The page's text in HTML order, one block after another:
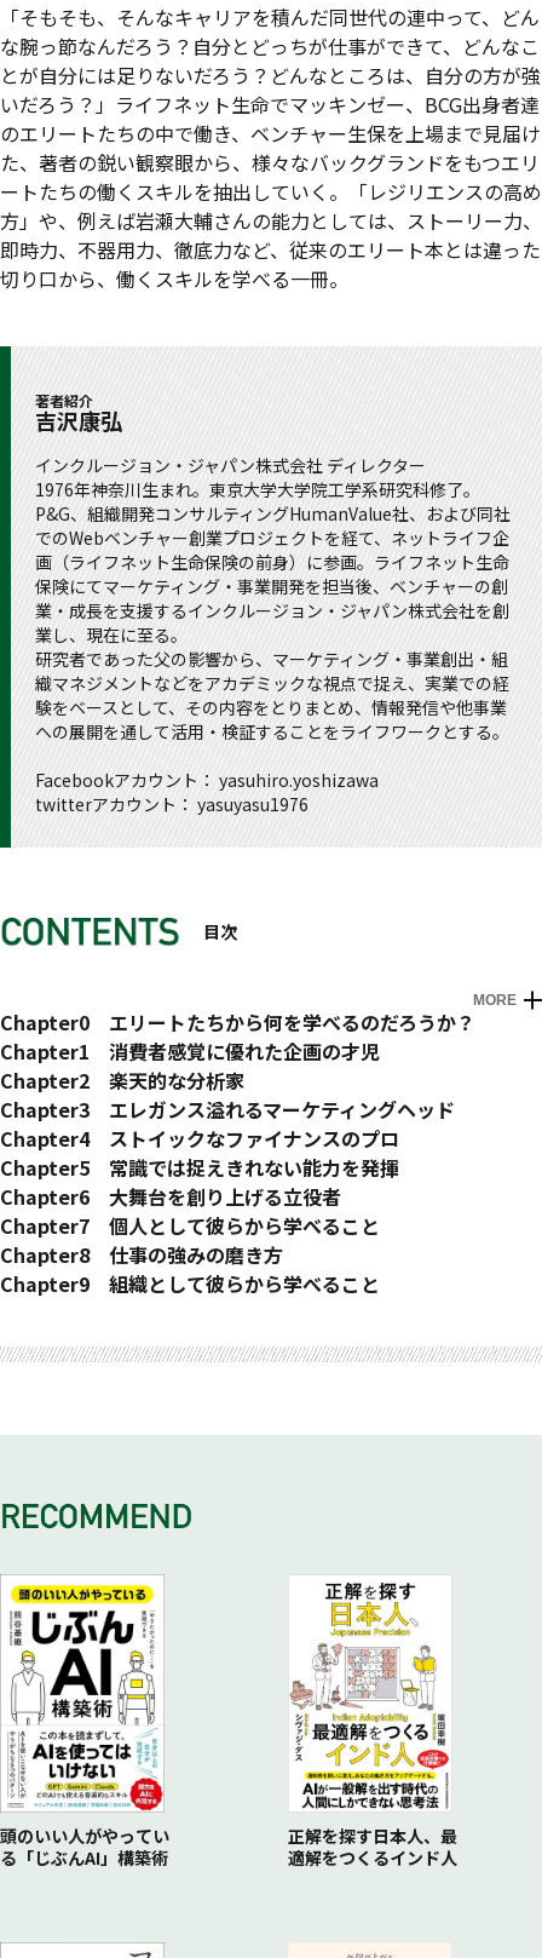
「そもそも、そんなキャリアを積んだ同世代の連中って、どん
な腕っ節なんだろう？自分とどっちが仕事ができて、どんなこ
とが自分には足りないだろう？どんなところは、自分の方が強
いだろう？」ライフネット生命でマッキンゼー、BCG出身者達
のエリートたちの中で働き、ベンチャー生保を上場まで見届け
た、著者の鋭い観察眼から、様々なバックグランドをもつエリ
ートたちの働くスキルを抽出していく。「レジリエンスの高め
方」や、例えば岩瀬大輔さんの能力としては、ストーリー力、
即時力、不器用力、徹底力など、従来のエリート本とは違った
切り口から、働くスキルを学べる一冊。
著者紹介
吉沢康弘
インクルージョン・ジャパン株式会社 ディレクター
1976年神奈川生まれ。東京大学大学院工学系研究科修了。
P&G、組織開発コンサルティングHumanValue社、および同社
でのWebベンチャー創業プロジェクトを経て、ネットライフ企
画（ライフネット生命保険の前身）に参画。ライフネット生命
保険にてマーケティング・事業開発を担当後、ベンチャーの創
業・成長を支援するインクルージョン・ジャパン株式会社を創
業し、現在に至る。
研究者であった父の影響から、マーケティング・事業創出・組
織マネジメントなどをアカデミックな視点で捉え、実業での経
験をベースとして、その内容をとりまとめ、情報発信や他事業
への展開を通して活用・検証することをライフワークとする。
Facebookアカウント： yasuhiro.yoshizawa
twitterアカウント： yasuyasu1976
目次
MORE
はじめに
Chapter0 エリートたちから何を学べるのだろうか？
未来の働き方へのシフト
本書の３つのスタンス
１：各人の習慣的行動をベースとした分析
２：成果への貢献にフォーカス
３：「善きチーム・善き働き方」として参考になる点を抽出
本書のターゲット層と活かし方
ターゲット１：20代〜４０代の腕に自信あるビジネスマン
ターゲット２：最高のチームを組もうと考えている経営者
Chapter1 消費者感覚に優れた企画の才児
堀江泰夫（Yahoo!ジャパン出身） 堀江さんの仕事風景
一般消費力
追体験的説明能力
儲け感覚
几帳面力
自習力
適当力
Chapter2 楽天的な分析家
辻靖（Ａ・Ｔ・カーニー出身） 辻さんの仕事風景
考え過ぎ力
突っ込まれ力
問題提起力
資料作成能力
ニコニコ力
同調力
Chapter3 エレガンス溢れるマーケティングヘッド
中田華寿子（スターバックスコーヒージャパン出身） 中田さ
んの仕事風景
イメージコントロール力
個人観察力
インナーコミュニケーション力
オーナーシップ力
エレガンス力
Chapter4 ストイックなファイナンスのプロ
堅田航平（モルガン・スタンレー証券出身） 堅田さんの仕事
風景
コンディショニング力
シミュレーション力
厳密力
不完全力
リスペクト力
Chapter5 常識では捉えきれない能力を発揮
升野恵也（マッキンゼー・アンド・カンパニー出身） 升野さ
んの仕事風景
脱常識力
根拠なき自信力
知的推進力
人間観察力
Chapter6 大舞台を創り上げる立役者
岩瀬大輔（ボストンコンサルティンググループ出身） 岩瀬さ
んの仕事風景
ストーリー力
文脈力
即時力
無制限力
Chapter7 個人として彼らから学べること
１：最初の会社で徹底的に仕事をしてエッジーな強みを磨いて
いる
働する
３：限界までハードワークし、自分の限界と限界への対処方法
４：プライベートなパートナーや家族・友人にしっかりエネル
Chapter8 仕事の強みの磨き方
「これからのエリート」～未来のキャリアを考える前提とは
ステップ１ 目の前の仕事に集中する
ポイント１ ： キャリアチェンジを目的とした勉強は行わない
粘り強く取り組む
ステップ２ 変化の機会に従う
に探求し続ける
ポイント５ ： 前例でなく仮説で決断することを習慣化する
ポイント６ ： 家族やパートナーへ変化に備えた地ならしを行
ない続ける
Chapter9 組織として彼らから学べること
２ ： スタート時の人材に妥協しない・遠慮しない
３ ： 強みの組み合わせは頭でっかちにならず試行錯誤の実験
４ ： 組織ぐるみでインタラクションを促進する
刊行に寄せて 吉沢康弘の仕事の強みとは？ ライフネット生
命保険常務取締役 中田華寿子
頭のいい人がやってい
る「じぶんAI」構築術
正解を探す日本人、最
適解をつくるインド人